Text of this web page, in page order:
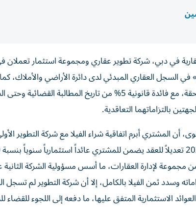
عوائد استثمار مستحقة، مع فائدة قانونية 5% من
بالتزاماتهما التعاقدية.
مجموعة لإدارة العقارات، ما أسس مسؤولية الشركة
وسدد ثمن الفيلا بالكامل، إلا أن شركة التطوير لم
الاستثمارية المتفق عليها، ما دفعه إلى اللجوء